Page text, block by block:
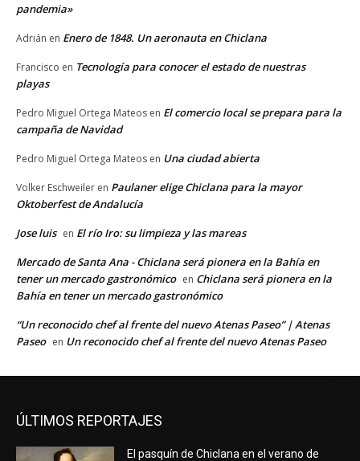
pandemia»
Adrián en Enero de 1848. Un aeronauta en Chiclana
Francisco en Tecnología para conocer el estado de nuestras
playas
Pedro Miguel Ortega Mateos en El comercio local se prepara para la
campaña de Navidad
Pedro Miguel Ortega Mateos en Una ciudad abierta
Volker Eschweiler en Paulaner elige Chiclana para la mayor
Oktoberfest de Andalucía
Jose luis en El río Iro: su limpieza y las mareas
Mercado de Santa Ana - Chiclana será pionera en la Bahía en
tener un mercado gastronómico en Chiclana será pionera en la
Bahía en tener un mercado gastronómico
“Un reconocido chef al frente del nuevo Atenas Paseo” | Atenas
Paseo en Un reconocido chef al frente del nuevo Atenas Paseo
ÚLTIMOS REPORTAJES
El pasquín de Chiclana en el verano de